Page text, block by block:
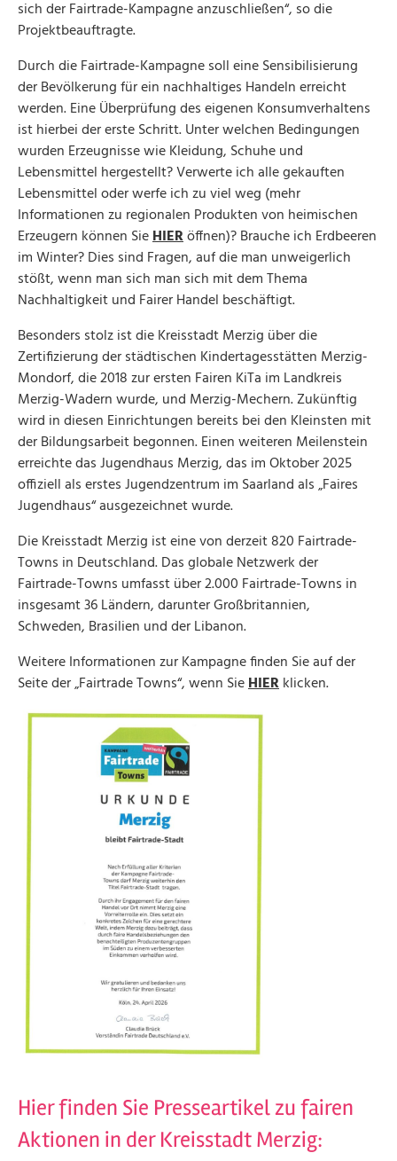
sich der Fairtrade-Kampagne anzuschließen“, so die
Projektbeauftragte.
Durch die Fairtrade-Kampagne soll eine Sensibilisierung
der Bevölkerung für ein nachhaltiges Handeln erreicht
werden. Eine Überprüfung des eigenen Konsumverhaltens
ist hierbei der erste Schritt. Unter welchen Bedingungen
wurden Erzeugnisse wie Kleidung, Schuhe und
Lebensmittel hergestellt? Verwerte ich alle gekauften
Lebensmittel oder werfe ich zu viel weg (mehr
Informationen zu regionalen Produkten von heimischen
Erzeugern können SieHIERöffnen)? Brauche ich Erdbeeren
im Winter? Dies sind Fragen, auf die man unweigerlich
stößt, wenn man sich man sich mit dem Thema
Nachhaltigkeit und Fairer Handel beschäftigt.
Besonders stolz ist die Kreisstadt Merzig über die
Zertifizierung der städtischen Kindertagesstätten Merzig-
Mondorf, die 2018 zur ersten Fairen KiTa im Landkreis
Merzig-Wadern wurde, und Merzig-Mechern. Zukünftig
wird in diesen Einrichtungen bereits bei den Kleinsten mit
der Bildungsarbeit begonnen. Einen weiteren Meilenstein
erreichte das Jugendhaus Merzig, das im Oktober 2025
offiziell als erstes Jugendzentrum im Saarland als „Faires
Jugendhaus“ ausgezeichnet wurde.
Die Kreisstadt Merzig ist eine von derzeit 820 Fairtrade-
Towns in Deutschland. Das globale Netzwerk der
Fairtrade-Towns umfasst über 2.000 Fairtrade-Towns in
insgesamt 36 Ländern, darunter Großbritannien,
Schweden, Brasilien und der Libanon.
Weitere Informationen zur Kampagne finden Sie auf der
Seite der „Fairtrade Towns“, wenn SieHIERklicken.
Hier finden Sie Presseartikel zu fairen
Aktionen in der Kreisstadt Merzig: